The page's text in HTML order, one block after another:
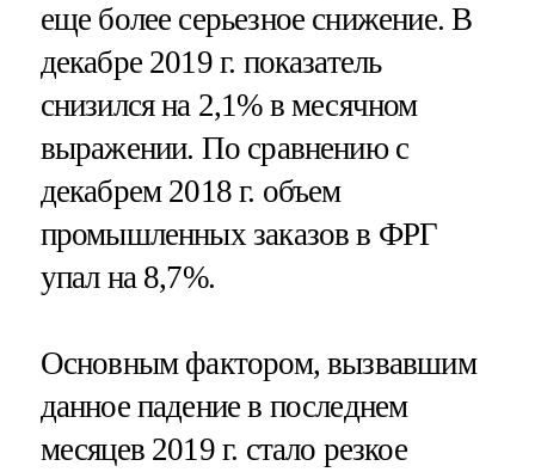
еще более серьезное снижение. В
декабре 2019 г. показатель
снизился на 2,1% в месячном
выражении. По сравнению с
декабрем 2018 г. объем
промышленных заказов в ФРГ
упал на 8,7%.
Основным фактором, вызвавшим
данное падение в последнем
месяцев 2019 г. стало резкое